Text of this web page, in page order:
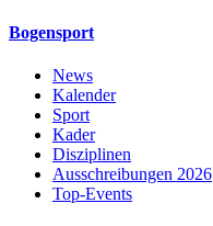
Bogensport
News
Kalender
Sport
Kader
Disziplinen
Ausschreibungen 2026
Top-Events